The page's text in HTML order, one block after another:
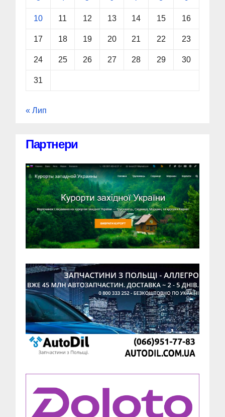
10 11 12 13 14 15 16
17 18 19 20 21 22 23
24 25 26 27 28 29 30
31
« Лип
Партнери